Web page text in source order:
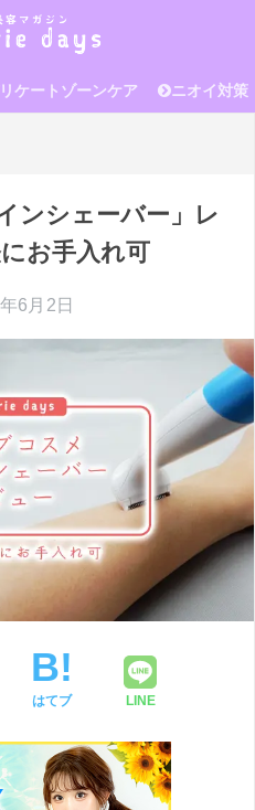
ケートゾーンケア ニオイ対策
ンシェーバー」レ
お手入れ可
6月2日
はてブ LINE